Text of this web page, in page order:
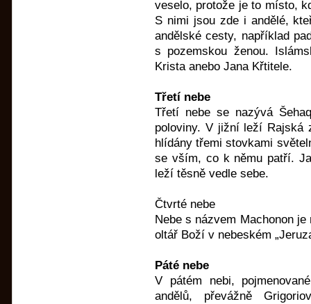
veselo, protože je to místo,
S nimi jsou zde i andělé,
andělské cesty, například
s pozemskou ženou.
Krista anebo Jana Křtitele.
Třetí nebe
Třetí nebe se nazývá
poloviny. V jižní leží Rajská
hlídány třemi stovkami
se vším, co k němu patří.
leží těsně vedle sebe.
Čtvrté nebe
Nebe s názvem Machonon
oltář Boží v nebeském
Páté nebe
V pátém nebi,
andělů, převážně